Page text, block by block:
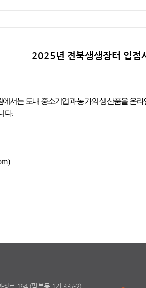
2025년 전북생생장터 입점
서는 도내 중소기업과농가의 생산품을 온
다.
정로 164 (팔복동 1가 337-2)